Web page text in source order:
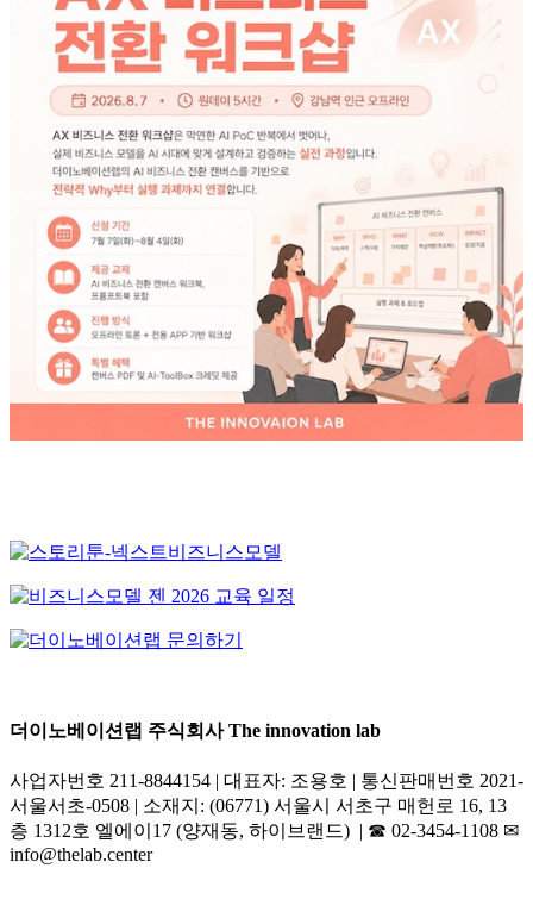
더이노베이션랩 주식회사 The innovation lab
사업자번호 211-8844154 | 대표자: 조용호 | 통신판매번호 2021-
서울서초-0508 | 소재지: (06771) 서울시 서초구 매헌로 16, 13
층 1312호 엘에이17 (양재동, 하이브랜드) | ☎︎ 02-3454-1108 ✉︎
info@thelab.center